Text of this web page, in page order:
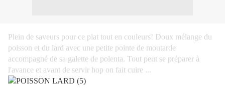
Plein de saveurs pour ce plat tout en couleurs! Doux mélange du
poisson et du lard avec une petite pointe de moutarde
accompagné de sa galette de polenta. Tout peut se préparer à
l'avance et avant de servir hop on fait cuire ...